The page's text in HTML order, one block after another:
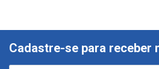
Cadastre-se para receber